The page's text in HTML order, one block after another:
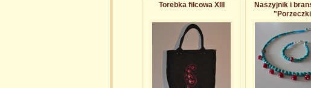
Torebka filcowa XIII
Naszyjnik i